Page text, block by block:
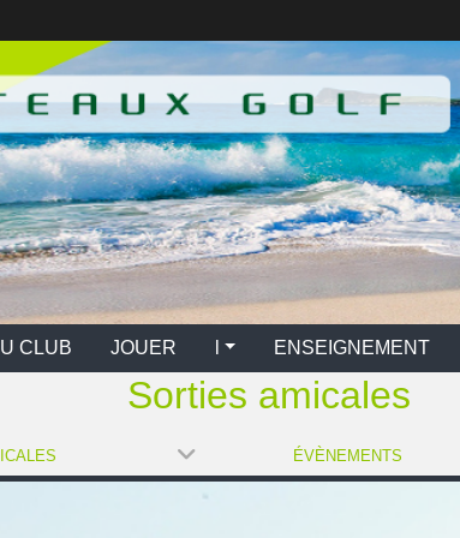
CLUB JOUER l ENSEIGNEMENT l
Sorties amicales
ÉVÈNEMENTS